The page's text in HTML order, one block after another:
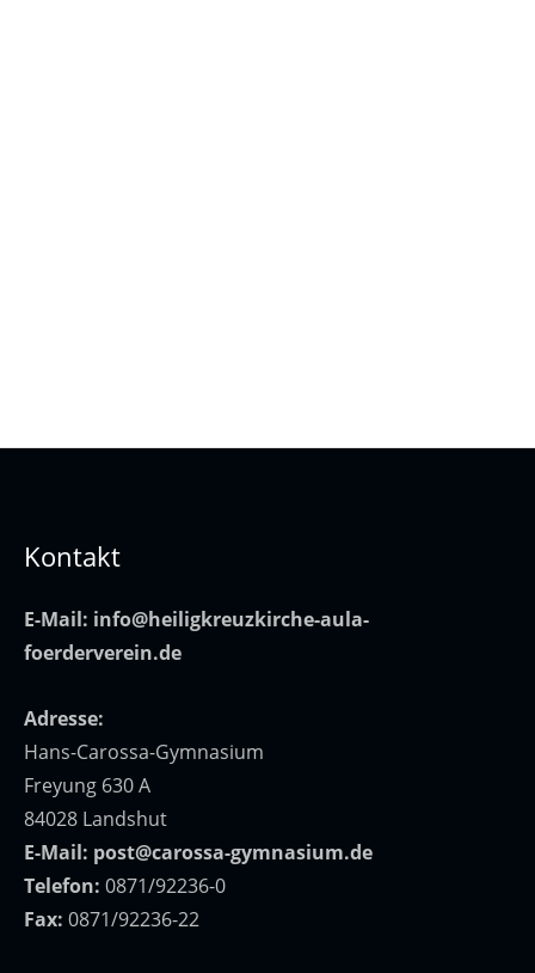
Kontakt
E-Mail: info@heiligkreuzkirche-aula-
foerderverein.de
Adresse:
Hans-Carossa-Gymnasium
Freyung 630 A
84028 Landshut
E-Mail: post@carossa-gymnasium.de
Telefon: 0871/92236-0
Fax: 0871/92236-22